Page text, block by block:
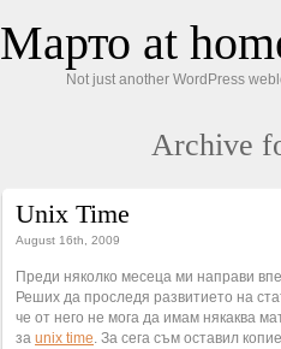
Марто at
Not just another WordPress
Archive
Unix Time
August 16th, 2009
Преди няколко месеца ми направи
Реших да проследя развитието на
че от него не мога да имам някаква
за unix time. За сега съм оставил